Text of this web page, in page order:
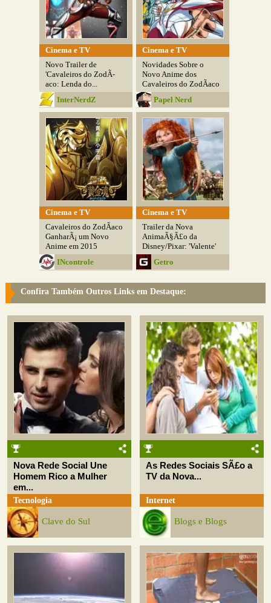
Cinema e TV
Novo Trailer de
'Cavaleiros do ZodÃ­
aco: Lenda do...
InterNerdZ
Cinema e TV
Novidades Sobre o
Novo Anime dos
Cavaleiros do ZodÃ­aco
Papel Nerd
Cinema e TV
Cavaleiros do ZodÃ­aco
GanharÃ¡ um Novo
Anime em 2015
INcontrole
Cinema e TV
Trailer da Nova
AnimaÃ§Ã£o da
Disney/Pixar: 'Valente'
Getro
Confira Também Outros Links em Destaque:
Nova Rede Social Une
Homem Rico a Mulher
em...
Tecnologia
Clave do Sul
As Redes Sociais SÃ£o a
TV da Nova...
Internet
Blogs e Blogs